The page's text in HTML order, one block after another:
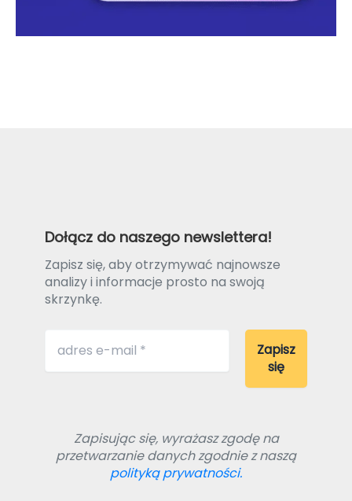
Dołącz do naszego newslettera!
Zapisz się, aby otrzymywać najnowsze
analizy i informacje prosto na swoją
skrzynkę.
Zapisując się, wyrażasz zgodę na
przetwarzanie danych zgodnie z naszą
polityką prywatności.